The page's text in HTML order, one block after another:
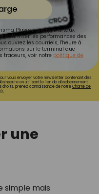
Players analyse le taux
optimiser les performances des
ouvrez les courriels, l'heure à
sur le terminal que
traceurs, voir notre politique de
vous envoyer votre newsletter contenant des
en utilisant le lien de désabonnement
droits, prenez connaissance de notreCharte de
une
simple mais